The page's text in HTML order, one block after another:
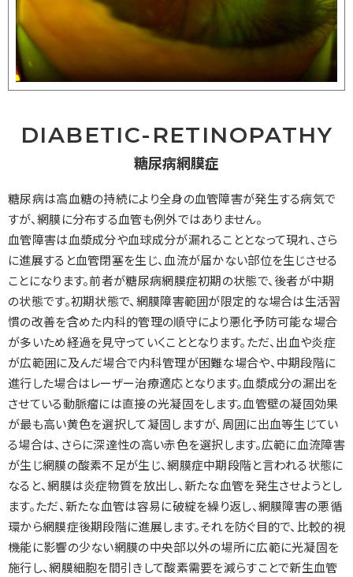
DIABETIC-RETINOPATHY
糖尿病網膜症
糖尿病は高血糖の持続により全身の血管障害が発生する病気で
すが、網膜に分布する血管も例外ではありません。
血管障害は血漿成分や血球成分が漏れることとなって現れ、さら
に進展すると血管閉塞を生じ、血流が届かない部位を生じさせる
ことになります。前者が糖尿病網膜症初期の状態で、後者が中期
の状態です。初期状態で、網膜障害範囲が限定的な場合は生活習
慣の改善を含めた内科的管理の順守により悪化予防可能な場合
が多いため経過を見守っていくこととなります。ただ、出血や炎症
が広範囲に及んだ場合で内科管理が困難な場合や、中期段階に
進行した場合はレーザー治療適応となります。血漿成分の漏出を
させている動脈瘤には直接の光凝固をします。血管壁の凝固効果
が最も高い黄色を選択して凝固しますが、周囲に出血等生じてい
る場合は、さらに深達性の高い赤色を選択します。広範に血流障害
が生じ網膜の酸素不足が生じ、網膜症中期段階と言われる状態に
なると、網膜は炎症物質を放出し、新たな血管を発生させようとし
ます。ただ、新たな血管は容易に破綻を繰り返し、網膜障害の悪循
環から網膜症後期段階に進展します。それを防ぐ目的で、比較的視
機能に影響の少ない網膜の中央部以外の場所に広範に光凝固を
施行し、網膜細胞を間引きして酸素需要を減らすことで新生血管